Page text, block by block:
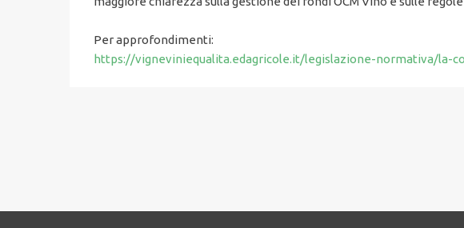
Per approfondimenti:
https://vigneviniequalita.edagricole.it/legislazione-normativa/